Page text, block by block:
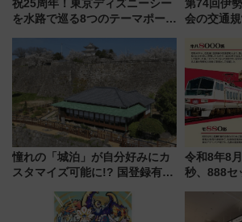
祝25周年！東京ディズニーシー
を水路で巡る8つのテーマポート
第74回伊
会の交通
セス
憧れの「城泊」が自分好みにカ
スタマイズ可能に!? 国登録有形
にオーダーメイド型の宿泊プラ
ンが誕生！
令和8年8
秒、888